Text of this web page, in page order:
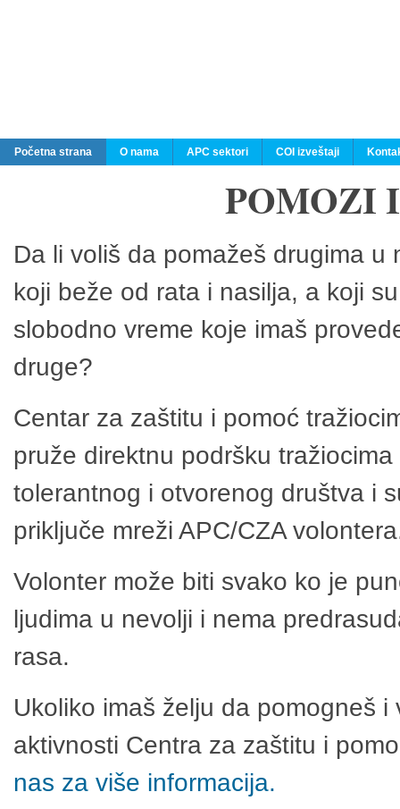
Početna strana O nama APC sektori COI izveštaji
POMOZI
Da li voliš da pomažeš drugima
koji beže od rata i nasilja, a koji
slobodno vreme koje imaš
druge?
Centar za zaštitu i pomoć
pruže direktnu podršku
tolerantnog i otvorenog društva i
priključe mreži APC/CZA
Volonter može biti svako ko je
ljudima u nevolji i nema
rasa.
Ukoliko imaš želju da pomogneš
aktivnosti Centra za zaštitu i
nas za više informacija.